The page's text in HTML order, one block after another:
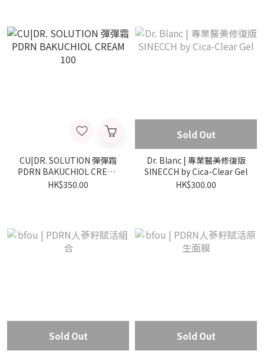
CU|DR. SOLUTION 彈彈霜
PDRN BAKUCHIOL CREAM
100
HK$350.00
Sold Out
Dr. Blanc | 專業醫美修復版
SINECCH by Cica-Clear Gel
HK$300.00
Sold Out Sold Out